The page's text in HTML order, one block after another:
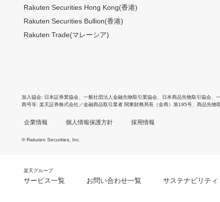
Rakuten Securities Hong Kong(香港)
Rakuten Securities Bullion(香港)
Rakuten Trade(マレーシア)
加入協会 日本証券業協会 一般社団法人金融先物取引業協会 日本商品先物取引協会
商号等 楽天証券株式会社／金融商品取引業者 関東財務局長（金商）第195号、商品先物
企業情報 個人情報保護方針 採用情報
© Rakuten Securities, Inc.
楽天グループ
サービス一覧 お問い合わせ一覧 サステナビリティ